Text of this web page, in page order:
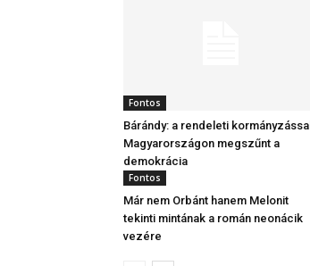
Fontos
Bárándy: a rendeleti kormányzással
Magyarországon megszűnt a
demokrácia
Fontos
Már nem Orbánt hanem Melonit
tekinti mintának a román neonácik
vezére